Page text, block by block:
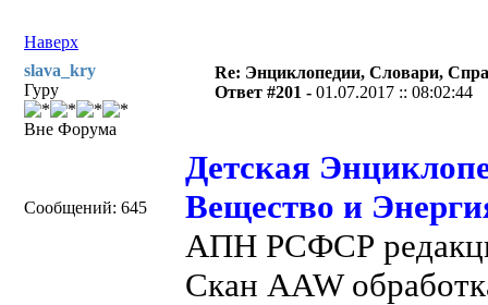
Наверх
slava_kry
Гуру
Вне Форума
Сообщений: 645
Re: Энциклопедии, Словари,
Ответ #201 -01.07.2017 :: 08:02:44
Детская
Вещество и
АПН РСФСР
Скан AAW